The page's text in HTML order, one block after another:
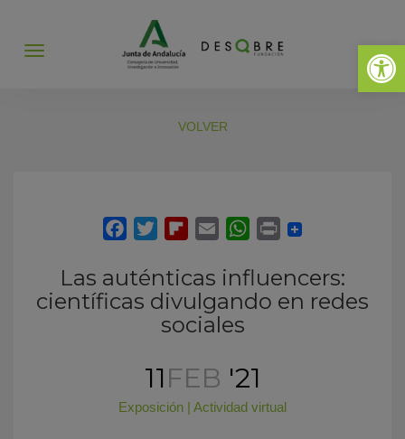
Abrir
Abrir
VOLVER
Las auténticas influencers:
científicas divulgando en redes
sociales
11FEB '21
Exposición | Actividad virtual